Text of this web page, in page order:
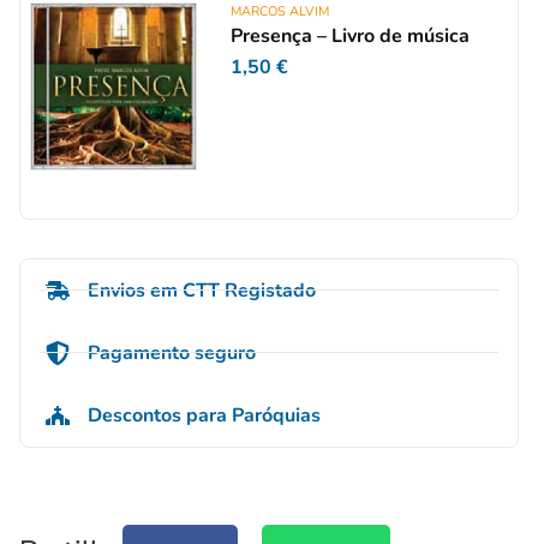
MARCOS ALVIM
Presença – Livro de música
1,50€
Envios em CTT Registado
Pagamento seguro
Descontos para Paróquias